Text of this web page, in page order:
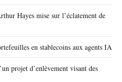
Hayes mise sur l’éclatement de
en stablecoins aux agents IA
projet d’enlèvement visant des